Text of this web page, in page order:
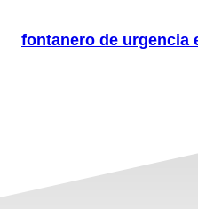
fontanero de urgencia